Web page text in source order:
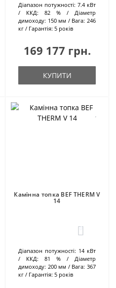
Діапазон потужності: 7.4 кВт
ККД:
82 %
Діаметр
димоходу: 150 мм Вага: 246
кг
Гарантія: 5 років
169 177 грн.
КУПИТИ
Камінна топка BEF THERM V
14
0
Діапазон потужності: 14 кВт
ККД:
81 %
Діаметр
димоходу: 200 мм Вага: 367
кг
Гарантія: 5 років